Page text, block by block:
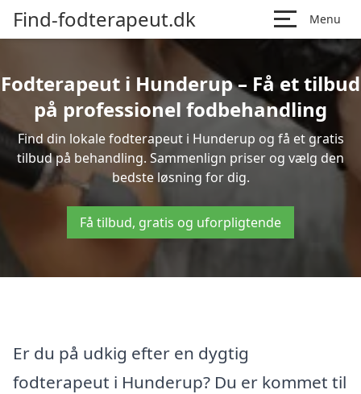
Find-fodterapeut.dk Menu
Fodterapeut i Hunderup – Få et tilbud
på professionel fodbehandling
Find din lokale fodterapeut i Hunderup og få et gratis
tilbud på behandling. Sammenlign priser og vælg den
bedste løsning for dig.
Få tilbud, gratis og uforpligtende
Er du på udkig efter en dygtig
fodterapeut i Hunderup? Du er kommet til